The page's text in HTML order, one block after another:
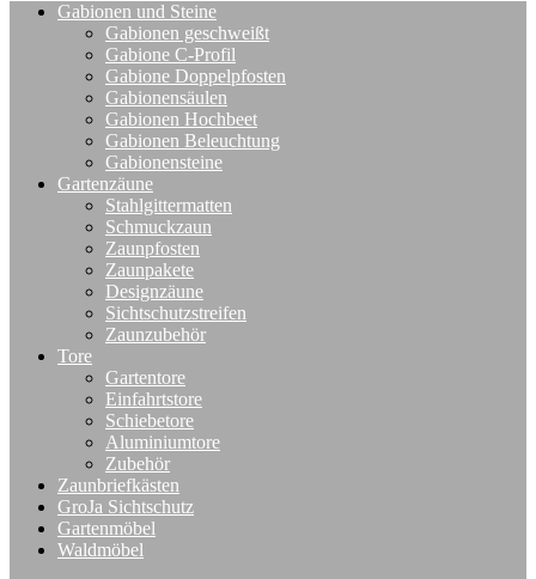
Gabionen und Steine
Gabionen geschweißt
Gabione C-Profil
Gabione Doppelpfosten
Gabionensäulen
Gabionen Hochbeet
Gabionen Beleuchtung
Gabionensteine
Gartenzäune
Stahlgittermatten
Schmuckzaun
Zaunpfosten
Zaunpakete
Designzäune
Sichtschutzstreifen
Zaunzubehör
Tore
Gartentore
Einfahrtstore
Schiebetore
Aluminiumtore
Zubehör
Zaunbriefkästen
GroJa Sichtschutz
Gartenmöbel
Waldmöbel